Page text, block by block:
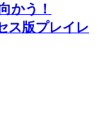
かう！
ス版プレイレ